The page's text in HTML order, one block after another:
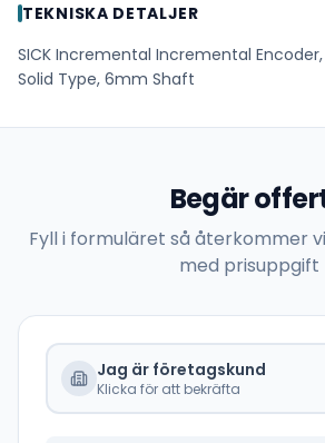
TEKNISKA DETALJER
SICK Incremental Incremental Encoder,
Solid Type, 6mm Shaft
Begär
Fyll i formuläret så återkommer
med prisuppgift
Jag är företagskund
Klicka för att bekräfta